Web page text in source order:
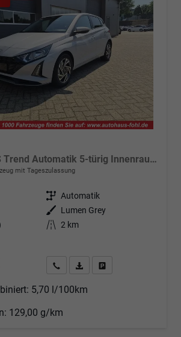
1.0 T-GDI 90PS Trend Automatik 5-türig Innenraumkamera 2xKeyless Klimaautomatik Sitzheizung Lenkradheizung Navi Rückf.Kamera PDC Apple CarPlay Android Auto Tempomat Touchscreen 16"LM
mit Tageszulassung
Getriebe Automatik
Außenfarbe
Lumen Grey
Kilometerstand 2 km
Angebot anfordern
Fahrzeugexpose (PDF)
5,70 l/100km
129,00 g/km